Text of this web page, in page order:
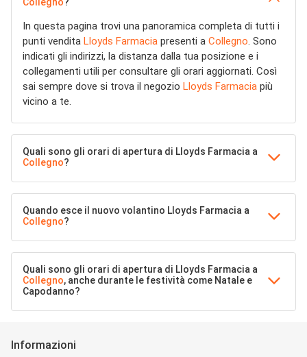
In questa pagina trovi una panoramica completa di tutti i
punti vendita Lloyds Farmacia presenti a Collegno. Sono
indicati gli indirizzi, la distanza dalla tua posizione e i
collegamenti utili per consultare gli orari aggiornati. Così
sai sempre dove si trova il negozio Lloyds Farmacia più
vicino a te.
Quali sono gli orari di apertura di Lloyds Farmacia a
Collegno?
Quando esce il nuovo volantino Lloyds Farmacia a
Collegno?
Quali sono gli orari di apertura di Lloyds Farmacia a
Collegno, anche durante le festività come Natale e
Capodanno?
Informazioni